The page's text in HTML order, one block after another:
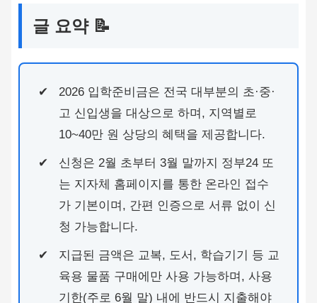
글 요약 📝
2026 입학준비금은 전국 대부분의 초·중·
고 신입생을 대상으로 하며, 지역별로
10~40만 원 상당의 혜택을 제공합니다.
신청은 2월 초부터 3월 말까지 정부24 또
는 지자체 홈페이지를 통한 온라인 접수
가 기본이며, 간편 인증으로 서류 없이 신
청 가능합니다.
지급된 금액은 교복, 도서, 학습기기 등 교
육용 물품 구매에만 사용 가능하며, 사용
기한(주로 6월 말) 내에 반드시 지출해야